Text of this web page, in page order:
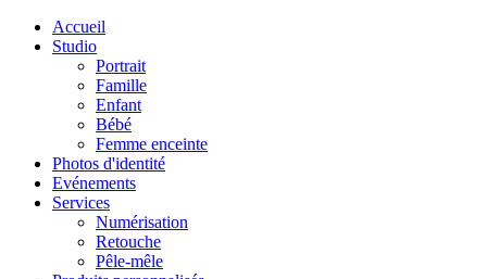
Accueil
Studio
Portrait
Famille
Enfant
Bébé
Femme enceinte
Photos d'identité
Evénements
Services
Numérisation
Retouche
Pêle-mêle